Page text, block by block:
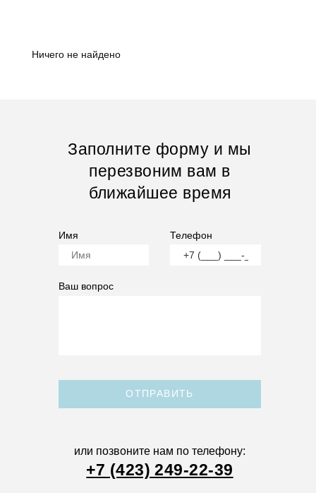
Ничего не найдено
Заполните форму и мы
перезвоним вам в
ближайшее время
Имя Телефон
Ваш вопрос
ОТПРАВИТЬ
или позвоните нам по телефону:
+7 (423) 249-22-39